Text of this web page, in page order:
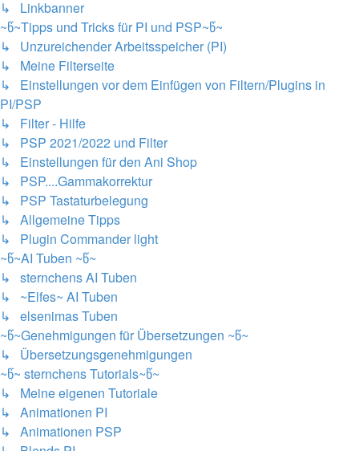
↳ Linkbanner
~წ~Tipps und Tricks für PI und PSP~წ~
↳ Unzureichender Arbeitsspeicher (PI)
↳ Meine Filterseite
↳ Einstellungen vor dem Einfügen von Filtern/Plugins in
PI/PSP
↳ Filter - Hilfe
↳ PSP 2021/2022 und Filter
↳ Einstellungen für den Ani Shop
↳ PSP....Gammakorrektur
↳ PSP Tastaturbelegung
↳ Allgemeine Tipps
↳ Plugin Commander light
~წ~AI Tuben ~წ~
↳ sternchens AI Tuben
↳ ~Elfes~ AI Tuben
↳ elsenimas Tuben
~წ~Genehmigungen für Übersetzungen ~წ~
↳ Übersetzungsgenehmigungen
~წ~ sternchens Tutorials~წ~
↳ Meine eigenen Tutoriale
↳ Animationen PI
↳ Animationen PSP